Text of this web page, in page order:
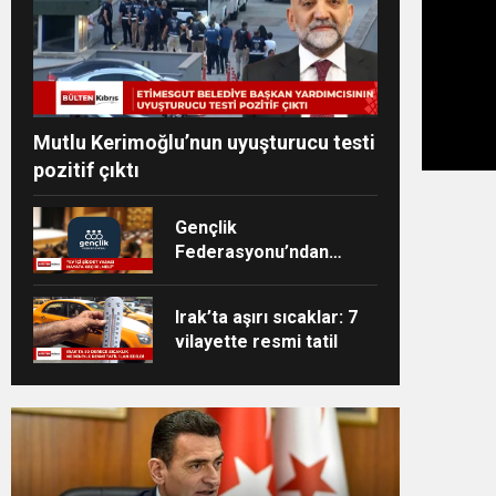
Mutlu Kerimoğlu’nun uyuşturucu testi
pozitif çıktı
Gençlik
Federasyonu’ndan
Irak’ta aşırı sıcaklar: 7
vilayette resmi tatil